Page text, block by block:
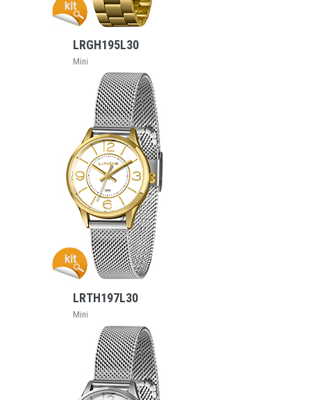
VEJA MAIS
LRGH195L30
Mini
VEJA MAIS
LRTH197L30
Mini